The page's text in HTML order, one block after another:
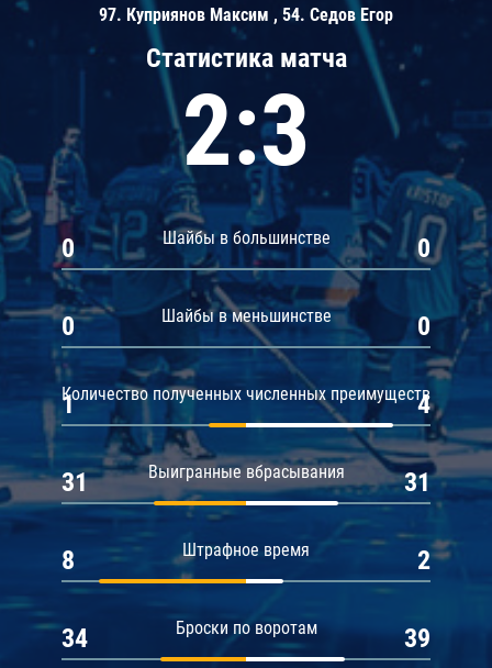
Статистика матча
2:3
Шайбы в большинстве
0 0
Шайбы в меньшинстве
0 0
Количество полученных численных преимуществ
1 4
Выигранные вбрасывания
31 31
Штрафное время
8 2
Броски по воротам
34 39
97. Куприянов Максим , 54. Седов Егор